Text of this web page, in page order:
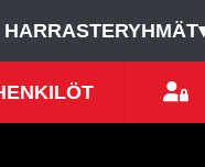
HARRASTERYHMÄT